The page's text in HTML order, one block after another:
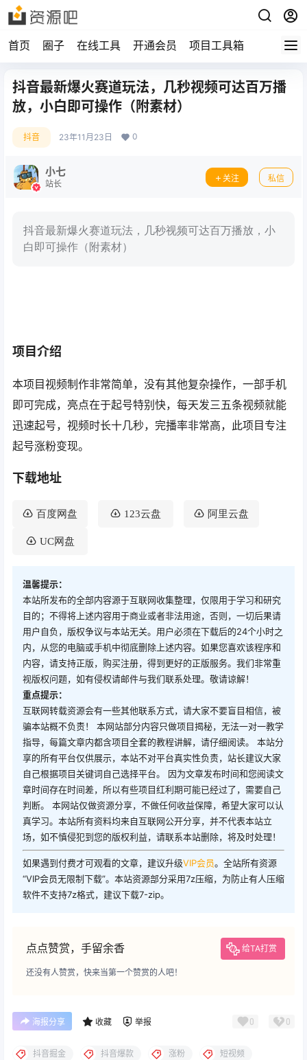
首页 圈子 在线工具 开通会员 项目工具箱
抖音最新爆火赛道玩法，几秒视频可达百万播
放，小白即可操作（附素材）
抖音 23年11月23日 0
小七
站长
关注 私信
抖音最新爆火赛道玩法，几秒视频可达百万播放，小
白即可操作（附素材）
项目介绍
本项目视频制作非常简单，没有其他复杂操作，一部手机
即可完成，亮点在于起号特别快，每天发三五条视频就能
迅速起号，视频时长十几秒，完播率非常高，此项目专注
起号涨粉变现。
下载地址
百度网盘 123云盘 阿里云盘
UC网盘
温馨提示：
本站所发布的全部内容源于互联网收集整理，仅限用于学习和研究
目的；不得将上述内容用于商业或者非法用途，否则，一切后果请
用户自负，版权争议与本站无关。用户必须在下载后的24个小时之
内，从您的电脑或手机中彻底删除上述内容。如果您喜欢该程序和
内容，请支持正版，购买注册，得到更好的正版服务。我们非常重
视版权问题，如有侵权请邮件与我们联系处理。敬请谅解！
重点提示：
互联网转载资源会有一些其他联系方式，请大家不要盲目相信，被
骗本站概不负责！ 本网站部分内容只做项目揭秘，无法一对一教学
指导，每篇文章内都含项目全套的教程讲解，请仔细阅读。 本站分
享的所有平台仅供展示，本站不对平台真实性负责，站长建议大家
自己根据项目关键词自己选择平台。 因为文章发布时间和您阅读文
章时间存在时间差，所以有些项目红利期可能已经过了，需要自己
判断。 本网站仅做资源分享，不做任何收益保障，希望大家可以认
真学习。本站所有资料均来自互联网公开分享，并不代表本站立
场，如不慎侵犯到您的版权利益，请联系本站删除，将及时处理！
如果遇到付费才可观看的文章，建议升级VIP会员。全站所有资源
“VIP会员无限制下载”。本站资源部分采用7z压缩，为防止有人压缩
软件不支持7z格式，建议下载7-zip。
点点赞赏，手留余香 给TA打赏
还没有人赞赏，快来当第一个赞赏的人吧！
海报分享 收藏 举报 0 0
抖音掘金 抖音爆款 涨粉 短视频